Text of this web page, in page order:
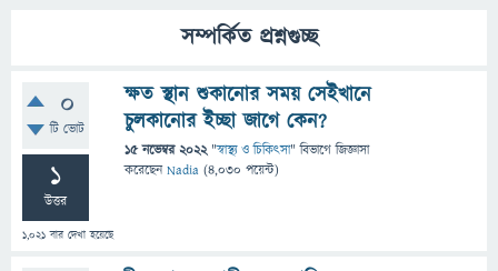
সম্পর্কিত প্রশ্নগুচ্ছ
0
টি ভোট
1
উত্তর
1,021 বার দেখা হয়েছে
ক্ষত স্থান শুকানোর সময় সেইখানে
চুলকানোর ইচ্ছা জাগে কেন?
15 নভেম্বর 2022 "স্বাস্থ্য ও চিকিৎসা" বিভাগে জিজ্ঞাসা
করেছেনNadia (4,030 পয়েন্ট)